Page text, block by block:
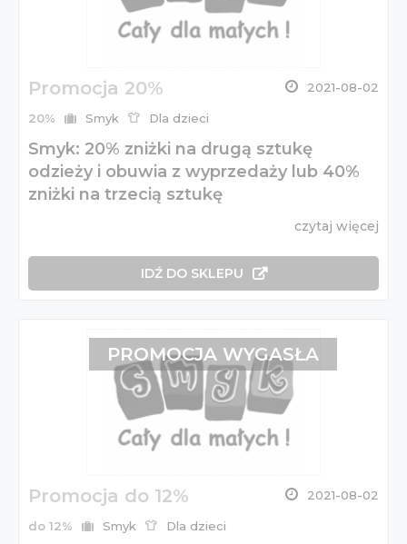
Promocja 20% 2021-08-02
20% Smyk Dla dzieci
Smyk: 20% zniżki na drugą sztukę
odzieży i obuwia z wyprzedaży lub 40%
zniżki na trzecią sztukę
czytaj więcej
IDŹ DO SKLEPU
Promocja do 12% 2021-08-02
do 12% Smyk Dla dzieci
PROMOCJA WYGASŁA